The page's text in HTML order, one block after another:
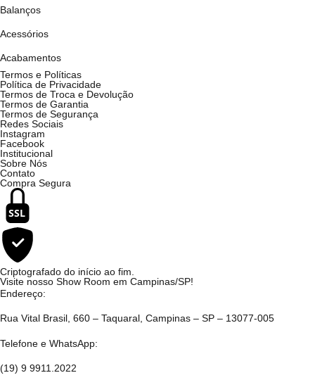
Balanços
Acessórios
Acabamentos
Termos e Políticas
Política de Privacidade
Termos de Troca e Devolução
Termos de Garantia
Termos de Segurança
Redes Sociais
Instagram
Facebook
Institucional
Sobre Nós
Contato
Compra Segura
SSL
Criptografado do início ao fim.
Visite nosso Show Room em Campinas/SP!
Endereço:
Rua Vital Brasil, 660 – Taquaral, Campinas – SP – 13077-005
Telefone e WhatsApp:
(19) 9 9911.2022